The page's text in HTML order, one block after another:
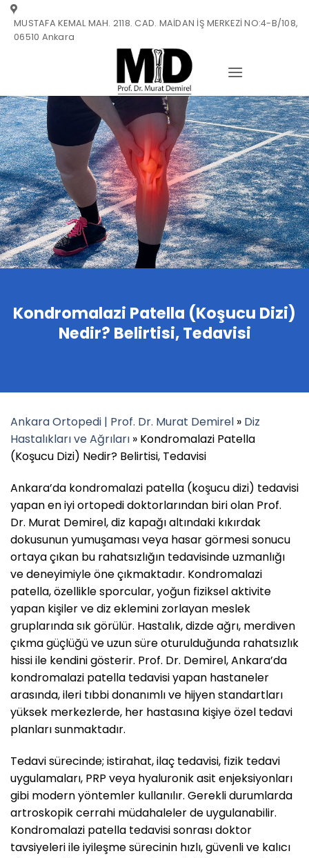
Skip
content
MUSTAFA KEMAL MAH. 2118. CAD. MAİDAN İŞ MERKEZİ NO:4-B/108,
06510 Ankara
Kondromalazi Patella (Koşucu Dizi)
Nedir? Belirtisi, Tedavisi
Ankara Ortopedi | Prof. Dr. Murat Demirel » Diz
Hastalıkları ve Ağrıları » Kondromalazi Patella
(Koşucu Dizi) Nedir? Belirtisi, Tedavisi
Ankara’da kondromalazi patella (koşucu dizi) tedavisi
yapan en iyi ortopedi doktorlarından biri olan Prof.
Dr. Murat Demirel, diz kapağı altındaki kıkırdak
dokusunun yumuşaması veya hasar görmesi sonucu
ortaya çıkan bu rahatsızlığın tedavisinde uzmanlığı
ve deneyimiyle öne çıkmaktadır. Kondromalazi
patella, özellikle sporcular, yoğun fiziksel aktivite
yapan kişiler ve diz eklemini zorlayan meslek
gruplarında sık görülür. Hastalık, dizde ağrı, merdiven
çıkma güçlüğü ve uzun süre oturulduğunda rahatsızlık
hissi ile kendini gösterir. Prof. Dr. Demirel, Ankara’da
kondromalazi patella tedavisi yapan hastaneler
arasında, ileri tıbbi donanımlı ve hijyen standartları
yüksek merkezlerde, her hastasına kişiye özel tedavi
planları sunmaktadır.
Tedavi sürecinde; istirahat, ilaç tedavisi, fizik tedavi
uygulamaları, PRP veya hyaluronik asit enjeksiyonları
gibi modern yöntemler kullanılır. Gerekli durumlarda
artroskopik cerrahi müdahaleler de uygulanabilir.
Kondromalazi patella tedavisi sonrası doktor
tavsiyeleri ile iyileşme sürecinin hızlı, güvenli ve kalıcı